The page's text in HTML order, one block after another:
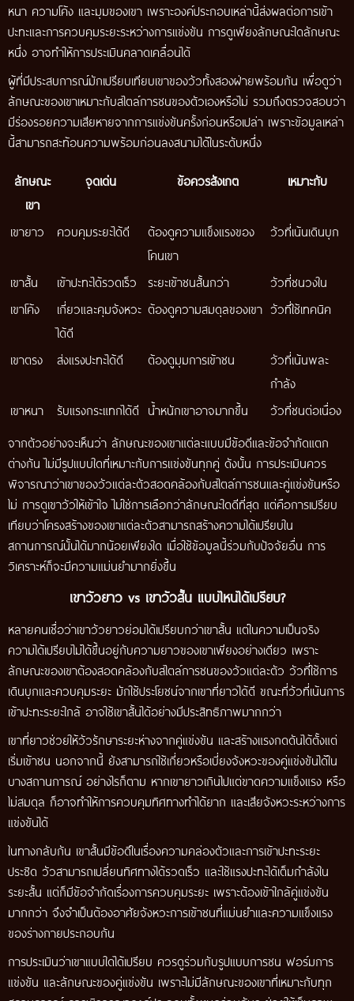
หนา ความโค้ง และมุมของเขา เพราะองค์ประกอบเหล่านี้ส่งผลต่อการเข้า
ปะทะและการควบคุมระยะระหว่างการแข่งขัน การดูเพียงลักษณะใดลักษณะ
หนึ่ง อาจทำให้การประเมินคลาดเคลื่อนได้
ผู้ที่มีประสบการณ์มักเปรียบเทียบเขาของวัวทั้งสองฝ่ายพร้อมกัน เพื่อดูว่า
ลักษณะของเขาเหมาะกับสไตล์การชนของตัวเองหรือไม่ รวมถึงตรวจสอบว่า
มีร่องรอยความเสียหายจากการแข่งขันครั้งก่อนหรือเปล่า เพราะข้อมูลเหล่า
นี้สามารถสะท้อนความพร้อมก่อนลงสนามได้ในระดับหนึ่ง
ลักษณะ
เขา
จุดเด่น ข้อควรสังเกต เหมาะกับ
เขายาว ควบคุมระยะได้ดี
ต้องดูความแข็งแรงของ
โคนเขา
วัวที่เน้นเดินบุก
เขาสั้น เข้าปะทะได้รวดเร็ว ระยะเข้าชนสั้นกว่า
วัวที่ชนวงใน
เขาโค้ง
เกี่ยวและคุมจังหวะ
ได้ดี
ต้องดูความสมดุลของเขา วัวที่ใช้เทคนิค
เขาตรง ส่งแรงปะทะได้ดี ต้องดูมุมการเข้าชน
วัวที่เน้นพละ
กำลัง
เขาหนา
รับแรงกระแทกได้ดี น้ำหนักเขาอาจมากขึ้น
วัวที่ชนต่อเนื่อง
จากตัวอย่างจะเห็นว่า ลักษณะของเขาแต่ละแบบมีข้อดีและข้อจำกัดแตก
ต่างกัน ไม่มีรูปแบบใดที่เหมาะกับการแข่งขันทุกคู่ ดังนั้น การประเมินควร
พิจารณาว่าเขาของวัวแต่ละตัวสอดคล้องกับสไตล์การชนและคู่แข่งขันหรือ
ไม่ การดูเขาวัวให้เข้าใจ ไม่ใช่การเลือกว่าลักษณะใดดีที่สุด แต่คือการเปรียบ
เทียบว่าโครงสร้างของเขาแต่ละตัวสามารถสร้างความได้เปรียบใน
สถานการณ์นั้นได้มากน้อยเพียงใด เมื่อใช้ข้อมูลนี้ร่วมกับปัจจัยอื่น การ
วิเคราะห์ก็จะมีความแม่นยำมากยิ่งขึ้น
เขาวัวยาว vs เขาวัวสั้น แบบไหนได้เปรียบ?
หลายคนเชื่อว่าเขาวัวยาวย่อมได้เปรียบกว่าเขาสั้น แต่ในความเป็นจริง
ความได้เปรียบไม่ได้ขึ้นอยู่กับความยาวของเขาเพียงอย่างเดียว เพราะ
ลักษณะของเขาต้องสอดคล้องกับสไตล์การชนของวัวแต่ละตัว วัวที่ใช้การ
เดินบุกและควบคุมระยะ มักใช้ประโยชน์จากเขาที่ยาวได้ดี ขณะที่วัวที่เน้นการ
เข้าปะทะระยะใกล้ อาจใช้เขาสั้นได้อย่างมีประสิทธิภาพมากกว่า
เขาที่ยาวช่วยให้วัวรักษาระยะห่างจากคู่แข่งขัน และสร้างแรงกดดันได้ตั้งแต่
เริ่มเข้าชน นอกจากนี้ ยังสามารถใช้เกี่ยวหรือเบี่ยงจังหวะของคู่แข่งขันได้ใน
บางสถานการณ์ อย่างไรก็ตาม หากเขายาวเกินไปแต่ขาดความแข็งแรง หรือ
ไม่สมดุล ก็อาจทำให้การควบคุมทิศทางทำได้ยาก และเสียจังหวะระหว่างการ
แข่งขันได้
ในทางกลับกัน เขาสั้นมีข้อดีในเรื่องความคล่องตัวและการเข้าปะทะระยะ
ประชิด วัวสามารถเปลี่ยนทิศทางได้รวดเร็ว และใช้แรงปะทะได้เต็มกำลังใน
ระยะสั้น แต่ก็มีข้อจำกัดเรื่องการควบคุมระยะ เพราะต้องเข้าใกล้คู่แข่งขัน
มากกว่า จึงจำเป็นต้องอาศัยจังหวะการเข้าชนที่แม่นยำและความแข็งแรง
ของร่างกายประกอบกัน
การประเมินว่าเขาแบบใดได้เปรียบ ควรดูร่วมกับรูปแบบการชน ฟอร์มการ
แข่งขัน และลักษณะของคู่แข่งขัน เพราะไม่มีลักษณะของเขาที่เหมาะกับทุก